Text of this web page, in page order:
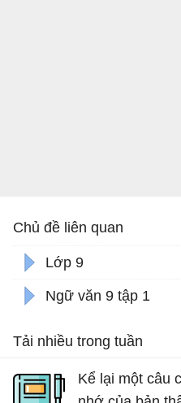
Chủ đề liên quan
Lớp 9
Ngữ văn 9 tập 1
Tải nhiều trong tuần
Kể lại một câu